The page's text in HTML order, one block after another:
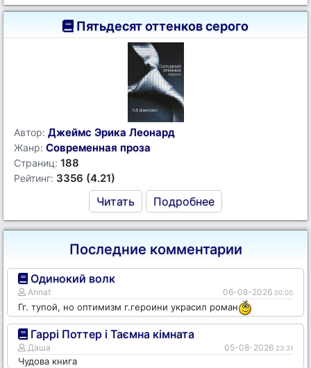
Пятьдесят оттенков серого
Автор: Джеймс Эрика Леонард
Жанр: Современная проза
Страниц: 188
Рейтинг: 3356 (4.21)
Читать Подробнее
Последние комментарии
Одинокий волк
Annat 06-08-2026 00:00
Гг. тупой, но оптимизм г.героини украсил роман
Гаррі Поттер і Таємна кімната
Даша 05-08-2026 23:31
Чудова книга